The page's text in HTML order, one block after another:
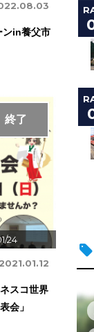
ンin養父市
24
終了
2021.01.12
スコ世界
会」